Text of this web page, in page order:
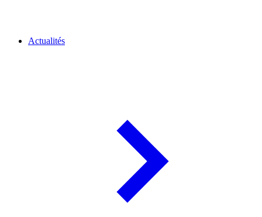
Actualités